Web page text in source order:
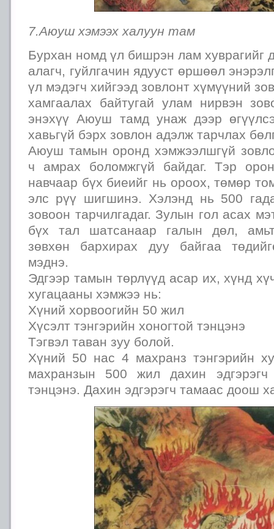
7.Аюуш хэмээх халуун там
Бурхан номд үл бишрэн лам хуврагийг
алагч, гуйлгачин ядууст өршөөл
үл мэдэгч хийгээд зовлонт хүмүүний
хамгаалах байтугай улам нирвэн
энэхүү Аюуш тамд унаж дээр
хавьгүй бэрх зовлон адэлж тарчлах
Аюуш тамын оронд хэмжээлшгүй
ч амрах боломжгүй байдаг. Тэр
навчаар бүх биеийг нь ороох, төмөр
элс рүү шигшинэ. Хэлэнд нь 500
зовоон тарчилгадаг. Зулын гол асах
бүх тал шатсанаар галын дөл,
зөвхөн бархирах дуу байгаа
мэднэ.
Эдгээр тамын төрлүүд асар их, хүнд
хугацааны хэмжээ нь:
Хүний хорвоогийн 50 жил
Хүсэлт тэнгэрийн хоногтой тэнцэнэ
Тэгвэл таван зуу болой.
Хүний 50 нас 4 махранз тэнгэрийн
махранзын 500 жил дахин
тэнцэнэ. Дахин эдгэрэгч тамаас доош